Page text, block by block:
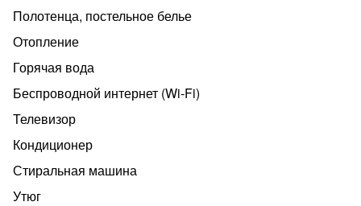
Полотенца, постельное белье
Отопление
Горячая вода
Беспроводной интернет (Wi‑Fi)
Телевизор
Кондиционер
Стиральная машина
Утюг